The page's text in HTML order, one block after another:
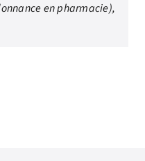
en pharmacie),